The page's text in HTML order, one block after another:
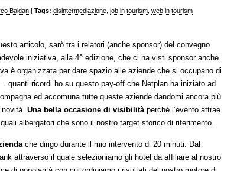
Baldan | Tags: disintermediazione job in tourism web in tourism
articolo, sarò tra i relatori (anche sponsor) del convegno
iniziativa, alla 4^ edizione, che ci ha visti sponsor anche
è organizzata per dare spazio alle aziende che si occupano di
quanti ricordi ho su questo pay-off che Netplan ha iniziato ad
ed accomuna tutte queste aziende dandomi ancora più
Una bella occasione di visibilitàperchè l’evento attrae
albergatori che sono il nostro target storico di riferimento.
che dirigo durante il mio intervento di 20 minuti. Dal
attraverso il quale selezioniamo gli hotel da affiliare al nostro